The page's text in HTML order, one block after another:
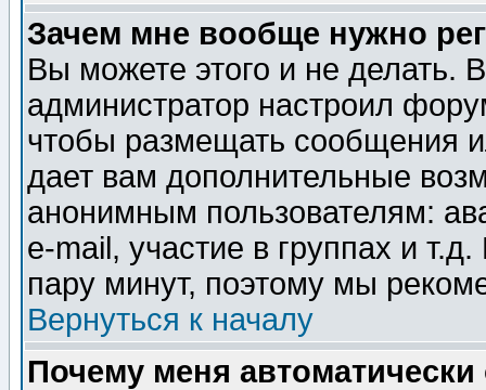
Зачем мне вообще нужно
Вы можете этого и не делать.
администратор настроил
чтобы размещать сообщения
дает вам дополнительные
анонимным пользователям:
e-mail, участие в группах и
пару минут, поэтому мы
Вернуться к началу
Почему меня автоматически